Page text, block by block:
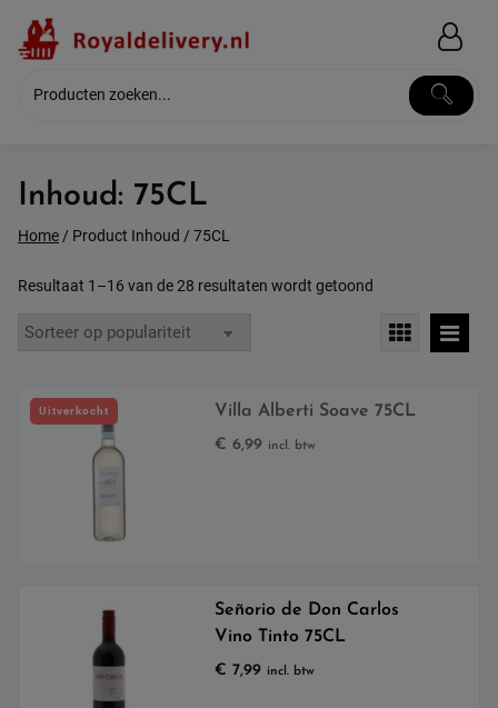
content
Inhoud: 75CL
Home/ Product Inhoud / 75CL
Resultaat 1–16 van de 28 resultaten wordt getoond
populariteit
Uitverkocht Villa Alberti Soave 75CL
€ 6,99 incl. btw
Señorio de Don Carlos
Vino Tinto 75CL
€ 7,99 incl. btw